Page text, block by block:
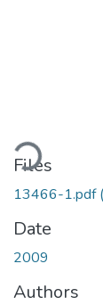
Files
13466-1.pdf
Date
2009
Authors